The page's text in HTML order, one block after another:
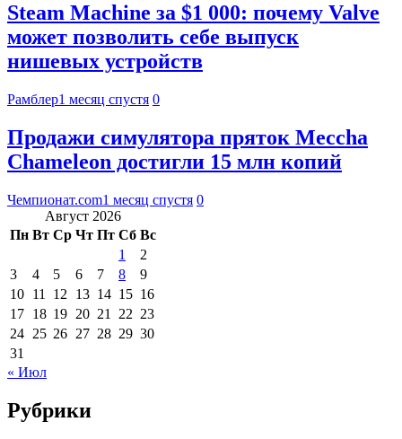
Steam Machine за $1 000: почему Valve
может позволить себе выпуск
нишевых устройств
Рамблер1 месяц спустя 0
Продажи симулятора пряток Meccha
Chameleon достигли 15 млн копий
Чемпионат.com1 месяц спустя 0
Август 2026
Пн Вт Ср Чт Пт Сб Вс
1
2
3
4 5 6 7 8
9
10 11 12 13 14 15 16
17 18 19 20 21 22 23
24 25 26 27 28 29 30
31
« Июл
Рубрики